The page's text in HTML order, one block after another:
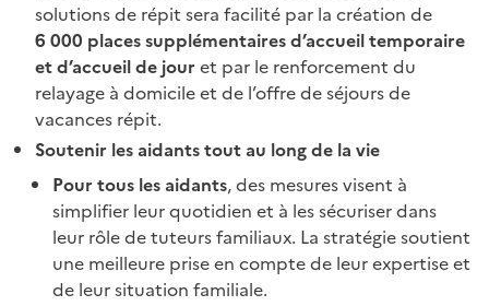
solutions de répit sera facilité par la création de
6 000 places supplémentaires d’accueil temporaire
et d’accueil de jour et par le renforcement du
relayage à domicile et de l’offre de séjours de
vacances répit.
Soutenir les aidants tout au long de la vie
Pour tous les aidants, des mesures visent à
simplifier leur quotidien et à les sécuriser dans
leur rôle de tuteurs familiaux. La stratégie soutient
une meilleure prise en compte de leur expertise et
de leur situation familiale.